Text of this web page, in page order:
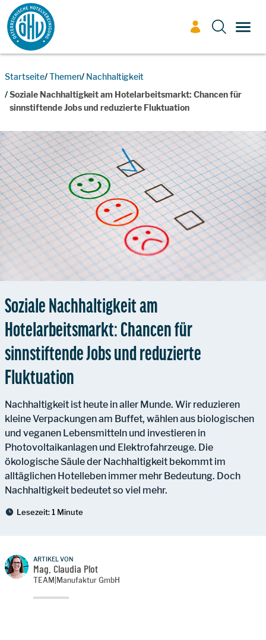
Zum Inhalt
Startseite Themen Nachhaltigkeit
Soziale Nachhaltigkeit am Hotelarbeitsmarkt: Chancen für
sinnstiftende Jobs und reduzierte Fluktuation
Soziale Nachhaltigkeit am
Hotelarbeitsmarkt: Chancen für
sinnstiftende Jobs und reduzierte
Fluktuation
Nachhaltigkeit ist heute in aller Munde. Wir reduzieren
kleine Verpackungen am Buffet, wählen aus biologischen
und veganen Lebensmitteln und investieren in
Photovoltaikanlagen und Elektrofahrzeuge. Die
ökologische Säule der Nachhaltigkeit bekommt im
alltäglichen Hotelleben immer mehr Bedeutung. Doch
Nachhaltigkeit bedeutet so viel mehr.
Lesezeit:1 Minute
ARTIKEL VON
Mag. Claudia Plot
TEAM|Manufaktur GmbH